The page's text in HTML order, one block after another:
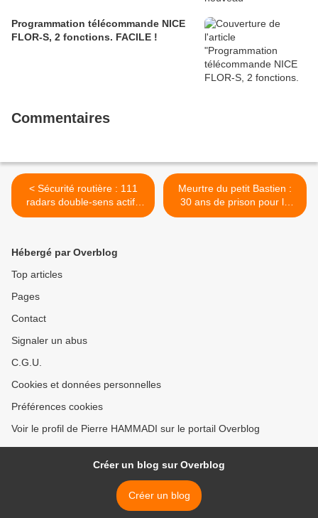
Programmation télécommande NICE
FLOR-S, 2 fonctions. FACILE !
Commentaires
< Sécurité routière : 111
radars double-sens actifs
dès lundi 14 septembre
Meurtre du petit Bastien :
30 ans de prison pour le
père, 12 ans pour la mère
Hébergé par Overblog
Top articles
Pages
Contact
Signaler un abus
C.G.U.
Cookies et données personnelles
Préférences cookies
Voir le profil de Pierre HAMMADI sur le portail Overblog
Créer un blog sur Overblog
Créer un blog